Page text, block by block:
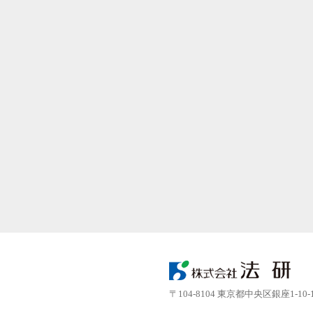
〒104-8104 東京都中央区銀座1-10-